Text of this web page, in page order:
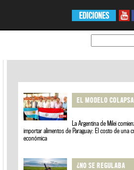
EDICIONES
EL MODELO COLAPSA
La Argentina de Milei
importar alimentos de Paraguay: El costo de una
económica
¿NO SE REGULABA